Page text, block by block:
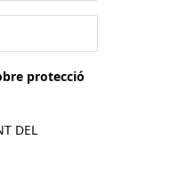
protecció
DEL